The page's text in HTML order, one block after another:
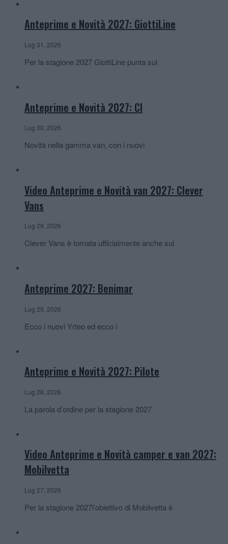
Anteprime e Novità 2027: GiottiLine
Lug 31, 2026
Per la stagione 2027 GiottiLine punta sul
Anteprime e Novità 2027: CI
Lug 30, 2026
Novità nella gamma van, con i nuovi
Video Anteprime e Novità van 2027: Clever
Vans
Lug 29, 2026
Clever Vans è tornata ufficialmente anche sul
Anteprime 2027: Benimar
Lug 29, 2026
Ecco i nuovi Yrteo ed ecco i
Anteprime e Novità 2027: Pilote
Lug 28, 2026
La parola d’ordine per la stagione 2027
Video Anteprime e Novità camper e van 2027:
Mobilvetta
Lug 27, 2026
Per la stagione 2027l’obiettivo di Mobilvetta è